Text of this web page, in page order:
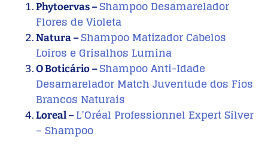
Phytoervas –Shampoo Desamarelador
Flores de Violeta
Natura –Shampoo Matizador Cabelos
Loiros e Grisalhos Lumina
O Boticário –Shampoo Anti-Idade
Desamarelador Match Juventude dos Fios
Brancos Naturais
Loreal –L’Oréal Professionnel Expert Silver
– Shampoo